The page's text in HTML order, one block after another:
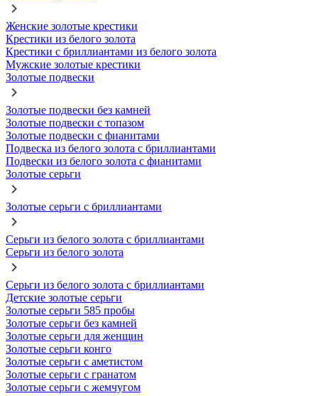
Женские золотые крестики
Крестики из белого золота
Крестики с бриллиантами из белого золота
Мужские золотые крестики
Золотые подвески
Золотые подвески без камней
Золотые подвески с топазом
Золотые подвески с фианитами
Подвеска из белого золота с бриллиантами
Подвески из белого золота с фианитами
Золотые серьги
Золотые серьги с бриллиантами
Серьги из белого золота с бриллиантами
Серьги из белого золота
Серьги из белого золота с бриллиантами
Детские золотые серьги
Золотые серьги 585 пробы
Золотые серьги без камней
Золотые серьги для женщин
Золотые серьги конго
Золотые серьги с аметистом
Золотые серьги с гранатом
Золотые серьги с жемчугом